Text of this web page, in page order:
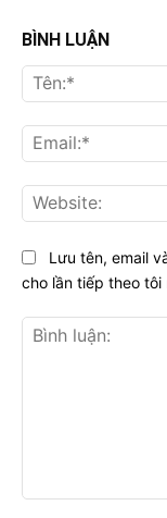
BÌNH LUẬN
Lưu tên, email
cho lần tiếp theo tôi